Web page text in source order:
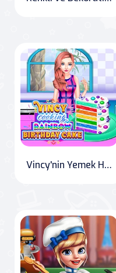
Vincy'nin Yemek Hazırlama: Gökkuşağı Doğum Günü Pastası